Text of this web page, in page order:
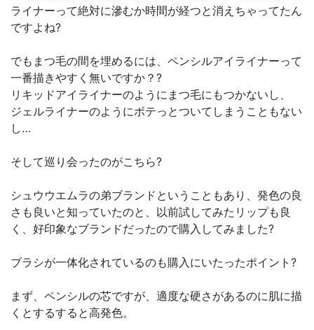
ライナーって絶対に滲むか時間が経つと消えちゃってたん
ですよね?
でもまつ毛の間を埋めるには、ペンシルアイライナーって
一番描きやすく無いですか？?
リキッドアイライナーのようにまつ毛にもつかないし、
ジェルライナーのようにボテっとついてしまうこともない
し…
そして巡り会ったのがこちら?
シュウウエムラの弟ブランドということもあり、発色の良
さも良いと知っていたのと、以前試してみたリップも良
く、好印象なブランドだったので購入してみました?
ブラシが一体化されているのも購入にいたったポイント?
まず、ペンシルの芯ですが、適度な硬さがあるのに肌に描
くとするすると高発色。